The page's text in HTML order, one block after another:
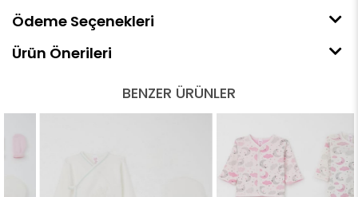
Ödeme Seçenekleri
Ürün Önerileri
BENZER ÜRÜNLER